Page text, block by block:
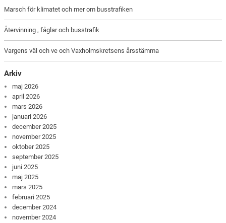
Marsch för klimatet och mer om busstrafiken
Återvinning , fåglar och busstrafik
Vargens väl och ve och Vaxholmskretsens årsstämma
Arkiv
maj 2026
april 2026
mars 2026
januari 2026
december 2025
november 2025
oktober 2025
september 2025
juni 2025
maj 2025
mars 2025
februari 2025
december 2024
november 2024